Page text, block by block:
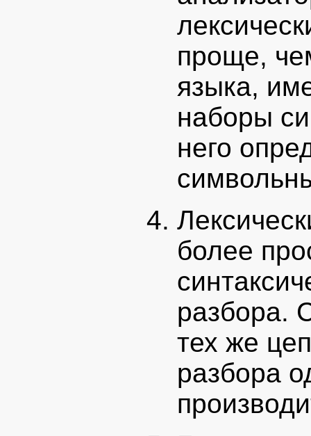
проще,
языка,
наборы
него
более
разбора.
тех же
разбора